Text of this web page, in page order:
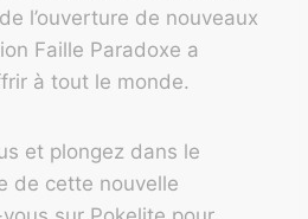
l’ouverture de nouveaux
Faille Paradoxe a
à tout le monde.
et plongez dans le
de cette nouvelle